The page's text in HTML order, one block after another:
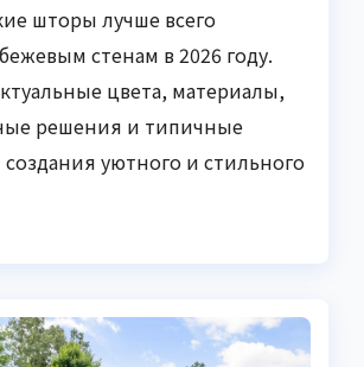
шторы лучше всего
стенам в 2026 году.
цвета, материалы,
решения и типичные
уютного и стильного